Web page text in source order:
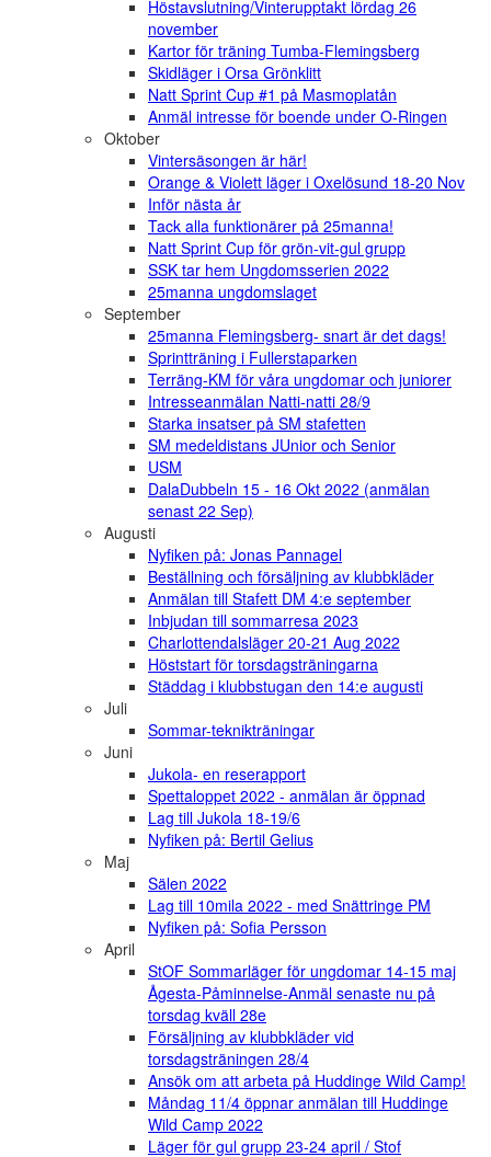
Höstavslutning/Vinterupptakt lördag 26
november
Kartor för träning Tumba-Flemingsberg
Skidläger i Orsa Grönklitt
Natt Sprint Cup #1 på Masmoplatån
Anmäl intresse för boende under O-Ringen
Oktober
Vintersäsongen är här!
Orange & Violett läger i Oxelösund 18-20 Nov
Inför nästa år
Tack alla funktionärer på 25manna!
Natt Sprint Cup för grön-vit-gul grupp
SSK tar hem Ungdomsserien 2022
25manna ungdomslaget
September
25manna Flemingsberg- snart är det dags!
Sprintträning i Fullerstaparken
Terräng-KM för våra ungdomar och juniorer
Intresseanmälan Natti-natti 28/9
Starka insatser på SM stafetten
SM medeldistans JUnior och Senior
USM
DalaDubbeln 15 - 16 Okt 2022 (anmälan
senast 22 Sep)
Augusti
Nyfiken på: Jonas Pannagel
Beställning och försäljning av klubbkläder
Anmälan till Stafett DM 4:e september
Inbjudan till sommarresa 2023
Charlottendalsläger 20-21 Aug 2022
Höststart för torsdagsträningarna
Städdag i klubbstugan den 14:e augusti
Juli
Sommar-teknikträningar
Juni
Jukola- en reserapport
Spettaloppet 2022 - anmälan är öppnad
Lag till Jukola 18-19/6
Nyfiken på: Bertil Gelius
Maj
Sälen 2022
Lag till 10mila 2022 - med Snättringe PM
Nyfiken på: Sofia Persson
April
StOF Sommarläger för ungdomar 14-15 maj
Ågesta-Påminnelse-Anmäl senaste nu på
torsdag kväll 28e
Försäljning av klubbkläder vid
torsdagsträningen 28/4
Ansök om att arbeta på Huddinge Wild Camp!
Måndag 11/4 öppnar anmälan till Huddinge
Wild Camp 2022
Läger för gul grupp 23-24 april / Stof